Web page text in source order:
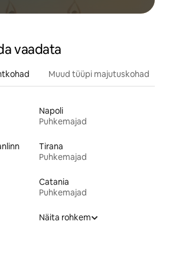
vaadata
Muud tüüpi majutuskohad
Napoli
Puhkemajad
Tirana
Puhkemajad
Catania
Puhkemajad
Näita rohkem